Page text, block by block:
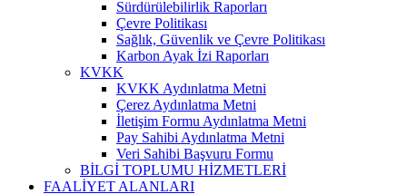
Sürdürülebilirlik Raporları
Çevre Politikası
Sağlık, Güvenlik ve Çevre Politikası
Karbon Ayak İzi Raporları
KVKK
KVKK Aydınlatma Metni
Çerez Aydınlatma Metni
İletişim Formu Aydınlatma Metni
Pay Sahibi Aydınlatma Metni
Veri Sahibi Başvuru Formu
BİLGİ TOPLUMU HİZMETLERİ
FAALİYET ALANLARI